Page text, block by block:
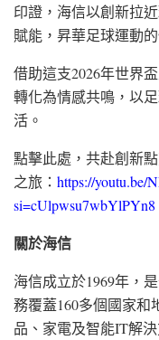
印證，海信以創新拉
賦能，昇華足球運動
借助這支2026年世界
轉化為情感共鳴，以
活。
點擊此處，共赴創新
之旅： https://youtu.be/
si=cUlpwsu7wbYlPYn8
關於海信
海信成立於1969年，
務覆蓋160多個國家和
品、家電及智能IT解